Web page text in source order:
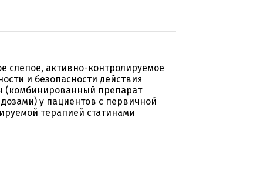
слепое, активно-контролируемое
и безопасности действия
(комбинированный препарат
у пациентов с первичной
терапией статинами